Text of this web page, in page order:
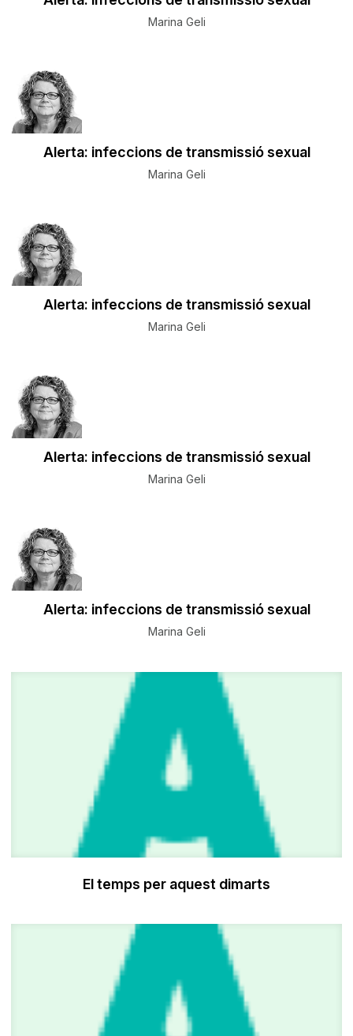
Marina Geli
Alerta: infeccions de transmissió sexual
Marina Geli
Alerta: infeccions de transmissió sexual
Marina Geli
Alerta: infeccions de transmissió sexual
Marina Geli
Alerta: infeccions de transmissió sexual
Marina Geli
El temps per aquest dimarts